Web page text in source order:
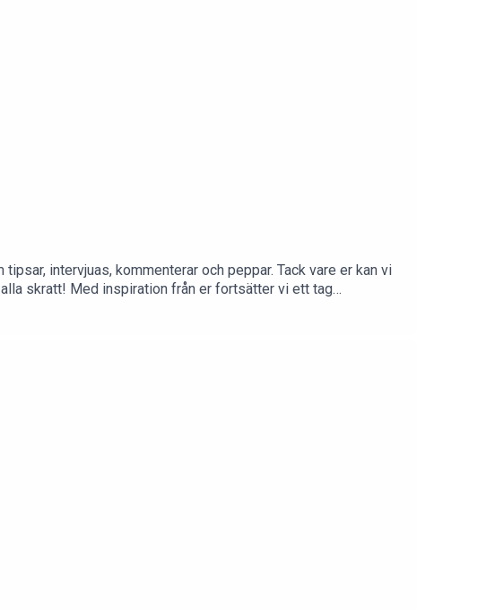
intervjuas, kommenterar och peppar. Tack vare er kan vi
skratt! Med inspiration från er fortsätter vi ett tag